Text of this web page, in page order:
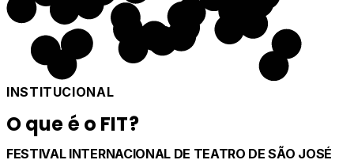
INSTITUCIONAL
O que é o FIT?
FESTIVAL INTERNACIONAL DE TEATRO DE SÃO JOSÉ